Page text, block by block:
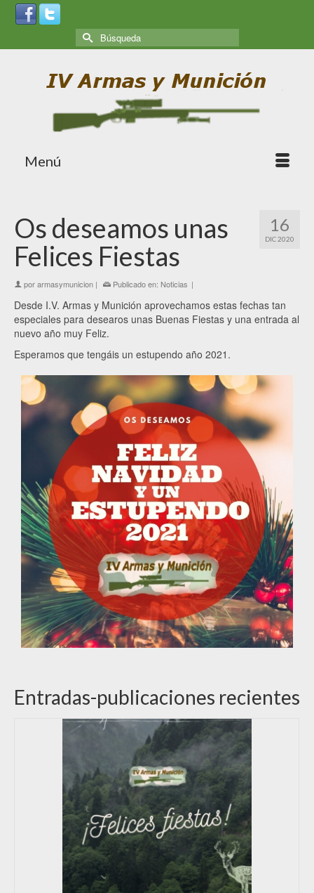
Menú
16
DIC 2020
Os deseamos unas
Felices Fiestas
porarmasymunicion | Publicado en: Noticias |
Desde I.V. Armas y Munición aprovechamos estas fechas tan
especiales para desearos unas Buenas Fiestas y una entrada al
nuevo año muy Feliz.
Esperamos que tengáis un estupendo año 2021.
Entradas-publicaciones recientes